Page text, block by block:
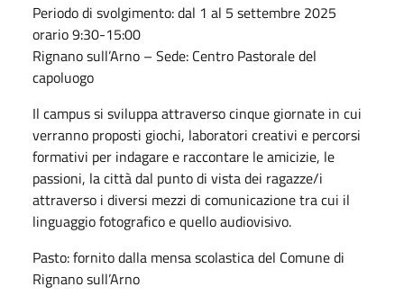
Periodo di svolgimento: dal 1 al 5 settembre 2025
orario 9:30-15:00
Rignano sull’Arno – Sede: Centro Pastorale del
capoluogo
Il campus si sviluppa attraverso cinque giornate in cui
verranno proposti giochi, laboratori creativi e percorsi
formativi per indagare e raccontare le amicizie, le
passioni, la città dal punto di vista dei ragazze/i
attraverso i diversi mezzi di comunicazione tra cui il
linguaggio fotografico e quello audiovisivo.
Pasto: fornito dalla mensa scolastica del Comune di
Rignano sull’Arno